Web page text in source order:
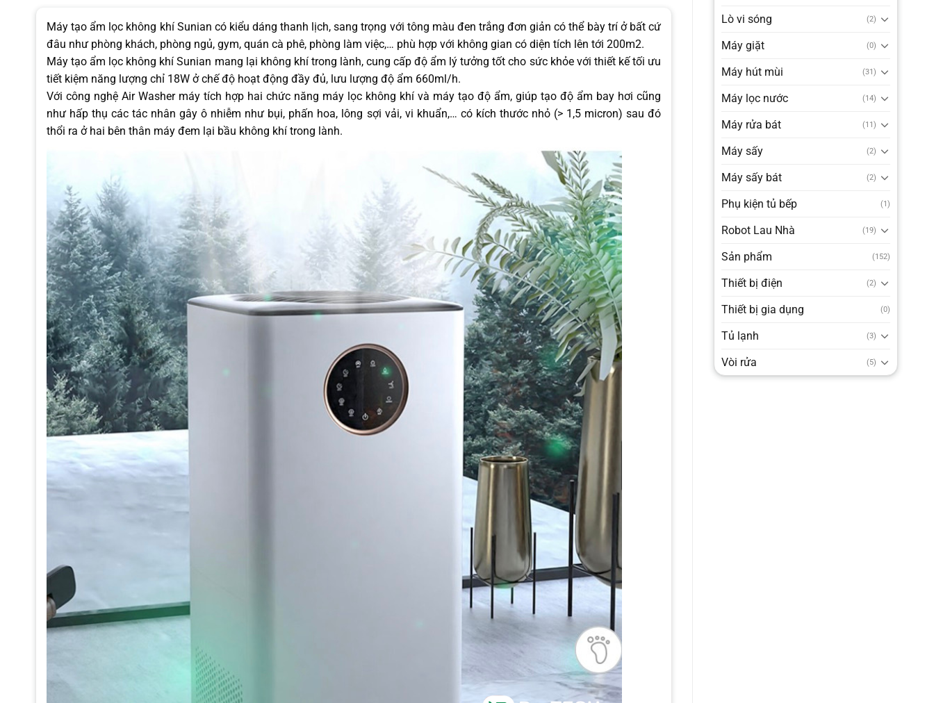
Lò vi sóng (2)
Máy giặt (0)
Máy hút mùi (31)
Máy lọc nước (14)
Máy rửa bát (11)
Máy sấy (2)
Máy sấy bát (2)
Phụ kiện tủ bếp (1)
Robot Lau Nhà (19)
Sản phẩm (152)
Thiết bị điện (2)
Thiết bị gia dụng (0)
Tủ lạnh (3)
Vòi rửa (5)
Máy tạo ẩm lọc không khí Sunian có kiểu dáng thanh lịch, sang trọng với tông màu đen trắng đơn giản có thể bày trí ở bất cứ
đâu như phòng khách, phòng ngủ, gym, quán cà phê, phòng làm việc,… phù hợp với không gian có diện tích lên tới 200m2.
Máy tạo ẩm lọc không khí Sunian mang lại không khí trong lành, cung cấp độ ẩm lý tưởng tốt cho sức khỏe với thiết kế tối ưu
tiết kiệm năng lượng chỉ 18W ở chế độ hoạt động đầy đủ, lưu lượng độ ẩm 660ml/h.
Với công nghệ Air Washer máy tích hợp hai chức năng máy lọc không khí và máy tạo độ ẩm, giúp tạo độ ẩm bay hơi cũng
như hấp thụ các tác nhân gây ô nhiễm như bụi, phấn hoa, lông sợi vải, vi khuẩn,… có kích thước nhỏ (> 1,5 micron) sau đó
thổi ra ở hai bên thân máy đem lại bầu không khí trong lành.